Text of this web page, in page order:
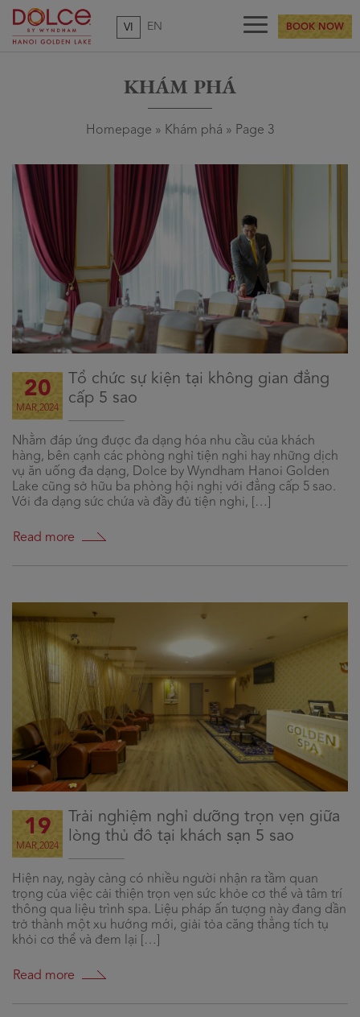
VI EN BOOK NOW
KHÁM PHÁ
Homepage » Khám phá » Page 3
20
MAR,2024
Tổ chức sự kiện tại không gian đẳng
cấp 5 sao
Nhằm đáp ứng được đa dạng hóa nhu cầu của khách
hàng, bên cạnh các phòng nghỉ tiện nghi hay những dịch
vụ ăn uống đa dạng, Dolce by Wyndham Hanoi Golden
Lake cũng sở hữu ba phòng hội nghị với đẳng cấp 5 sao.
Với đa dạng sức chứa và đầy đủ tiện nghi, […]
Read more
19
MAR,2024
Trải nghiệm nghỉ dưỡng trọn vẹn giữa
lòng thủ đô tại khách sạn 5 sao
Hiện nay, ngày càng có nhiều người nhận ra tầm quan
trọng của việc cải thiện trọn vẹn sức khỏe cơ thể và tâm trí
thông qua liệu trình spa. Liệu pháp ấn tượng này đang dần
trở thành một xu hướng mới, giải tỏa căng thẳng tích tụ
khỏi cơ thể và đem lại […]
Read more